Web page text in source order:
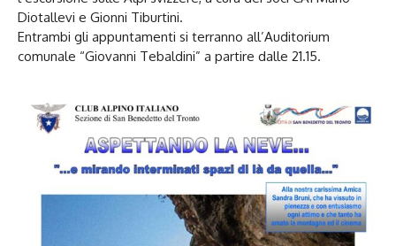
Diotallevi e Gionni Tiburtini.
Entrambi gli appuntamenti si terranno all’Auditorium
comunale “Giovanni Tebaldini” a partire dalle 21.15.